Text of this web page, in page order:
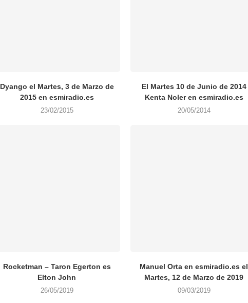
Dyango el Martes, 3 de Marzo de
2015 en esmiradio.es
23/02/2015
El Martes 10 de Junio de 2014
Kenta Noler en esmiradio.es
20/05/2014
Rocketman – Taron Egerton es
Elton John
26/05/2019
Manuel Orta en esmiradio.es el
Martes, 12 de Marzo de 2019
09/03/2019